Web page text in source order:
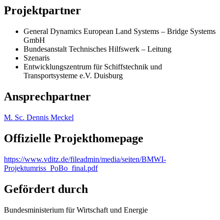
Projektpartner
General Dynamics European Land Systems – Bridge Systems
GmbH
Bundesanstalt Technisches Hilfswerk – Leitung
Szenaris
Entwicklungszentrum für Schiffstechnik und
Transportsysteme e.V. Duisburg
Ansprechpartner
M. Sc. Dennis Meckel
Offizielle Projekthomepage
https://www.vditz.de/fileadmin/media/seiten/BMWI-
Projektumriss_PoBo_final.pdf
Gefördert durch
Bundesministerium für Wirtschaft und Energie